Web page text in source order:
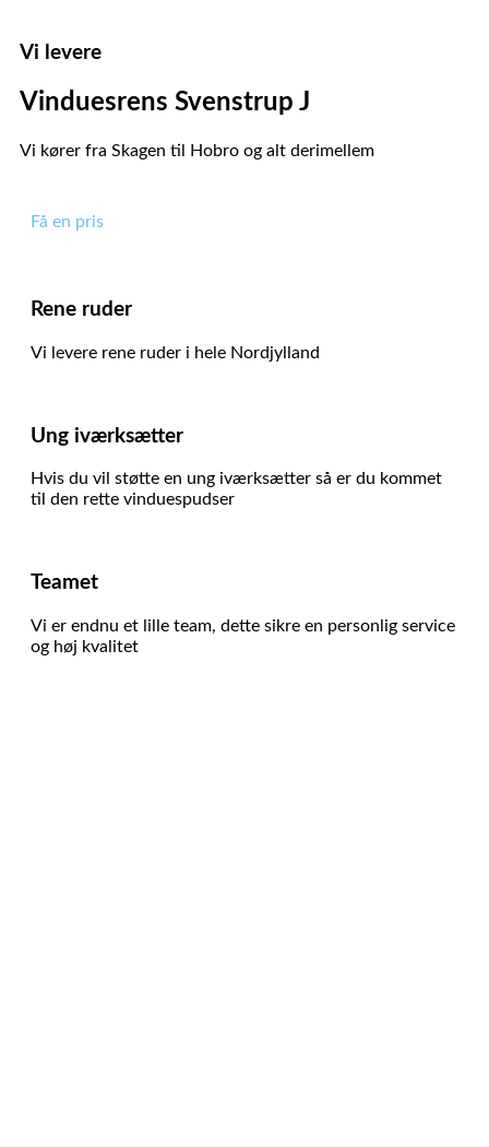
Vi levere
Vinduesrens Svenstrup J
Vi kører fra Skagen til Hobro og alt derimellem
Få en pris
Rene ruder
Vi levere rene ruder i hele Nordjylland
Ung iværksætter
Hvis du vil støtte en ung iværksætter så er du kommet
til den rette vinduespudser
Teamet
Vi er endnu et lille team, dette sikre en personlig service
og høj kvalitet